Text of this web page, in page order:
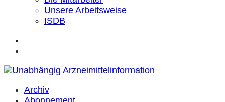
Unsere Arbeitsweise
ISDB
Archiv